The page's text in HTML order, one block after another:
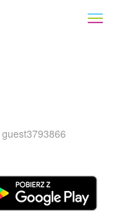
guest3793866